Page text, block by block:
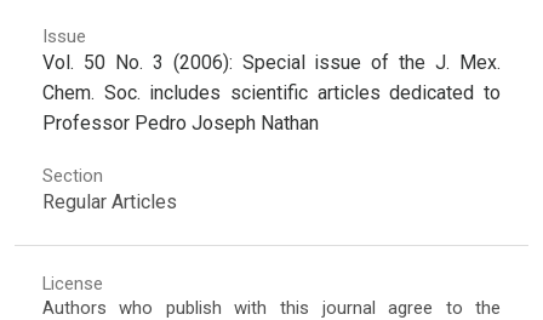
Issue
Vol. 50 No. 3 (2006): Special issue of the J. Mex.
Chem. Soc. includes scientific articles dedicated to
Professor Pedro Joseph Nathan
Section
Regular Articles
License
Authors who publish with this journal agree to the